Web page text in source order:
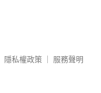
隱私權政策 服務聲明